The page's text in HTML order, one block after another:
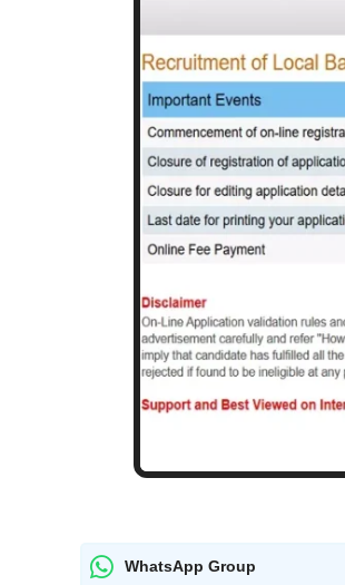
WhatsApp Group